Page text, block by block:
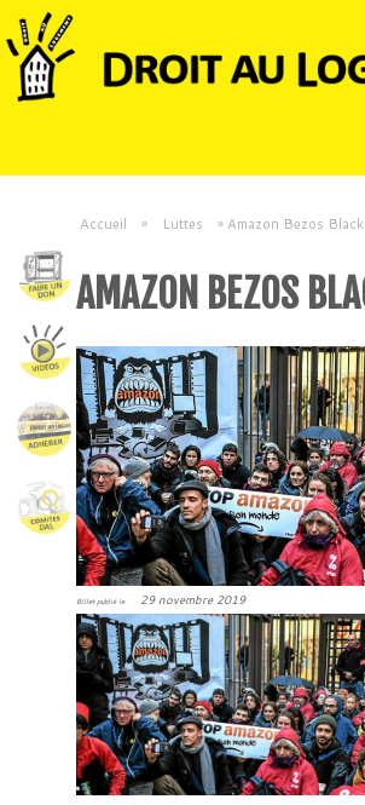
Accueil » Luttes » Amazon Bezos
AMAZON BEZOS
Billet publié le 29 novembre 2019